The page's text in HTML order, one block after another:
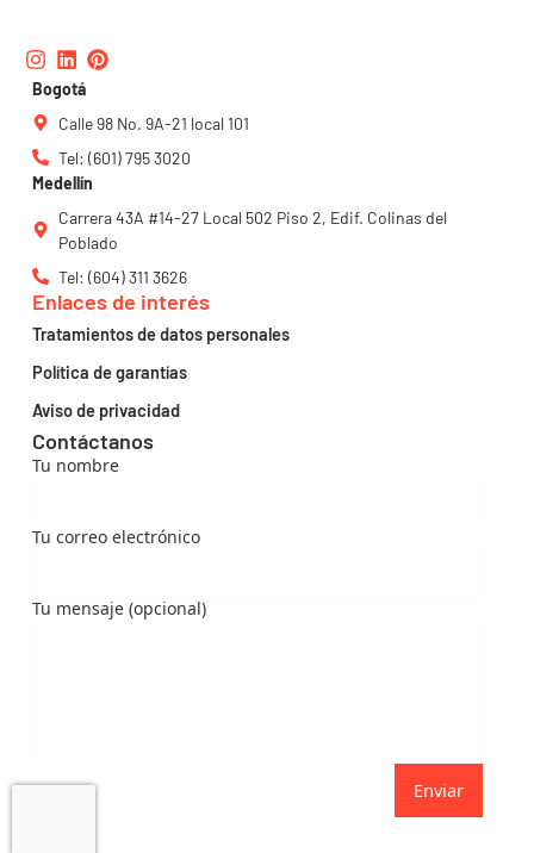
Instagram
Linkedin
Pinterest
Bogotá
Calle 98 No. 9A-21 local 101
Tel: (601) 795 3020
Medellín
Carrera 43A #14-27 Local 502 Piso 2, Edif. Colinas del
Poblado
Tel: (604) 311 3626
Contáctanos
Tu nombre
Tu correo electrónico
Tu mensaje (opcional)
Enviar
Enlaces de interés
Tratamientos de datos personales
Política de garantías
Aviso de privacidad